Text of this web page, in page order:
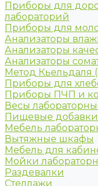
Приборы для
лабораторий
Приборы для
Анализаторы
Анализаторы
Анализаторы
Метод Кьельдаля
Приборы для
Приборы ПЧП и
Весы
Пищевые добавки
Мебель
Вытяжные шкафы
Мебель для
Мойки
Раздевалки
Стеллажи